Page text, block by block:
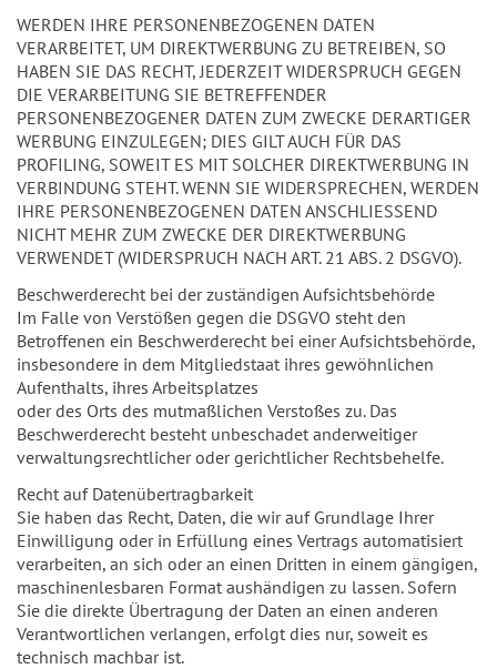
WERDEN IHRE PERSONENBEZOGENEN DATEN
VERARBEITET, UM DIREKTWERBUNG ZU BETREIBEN, SO
HABEN SIE DAS RECHT, JEDERZEIT WIDERSPRUCH GEGEN
DIE VERARBEITUNG SIE BETREFFENDER
PERSONENBEZOGENER DATEN ZUM ZWECKE DERARTIGER
WERBUNG EINZULEGEN; DIES GILT AUCH FÜR DAS
PROFILING, SOWEIT ES MIT SOLCHER DIREKTWERBUNG IN
VERBINDUNG STEHT. WENN SIE WIDERSPRECHEN, WERDEN
IHRE PERSONENBEZOGENEN DATEN ANSCHLIESSEND
NICHT MEHR ZUM ZWECKE DER DIREKTWERBUNG
VERWENDET (WIDERSPRUCH NACH ART. 21 ABS. 2 DSGVO).
Beschwerderecht bei der zuständigen Aufsichtsbehörde
Im Falle von Verstößen gegen die DSGVO steht den
Betroffenen ein Beschwerderecht bei einer Aufsichtsbehörde,
insbesondere in dem Mitgliedstaat ihres gewöhnlichen
Aufenthalts, ihres Arbeitsplatzes
oder des Orts des mutmaßlichen Verstoßes zu. Das
Beschwerderecht besteht unbeschadet anderweitiger
verwaltungsrechtlicher oder gerichtlicher Rechtsbehelfe.
Recht auf Datenübertragbarkeit
Sie haben das Recht, Daten, die wir auf Grundlage Ihrer
Einwilligung oder in Erfüllung eines Vertrags automatisiert
verarbeiten, an sich oder an einen Dritten in einem gängigen,
maschinenlesbaren Format aushändigen zu lassen. Sofern
Sie die direkte Übertragung der Daten an einen anderen
Verantwortlichen verlangen, erfolgt dies nur, soweit es
technisch machbar ist.